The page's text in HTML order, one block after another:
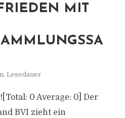
MIT
Lesedauer
0 Average: 0] Der
BVI zieht ein